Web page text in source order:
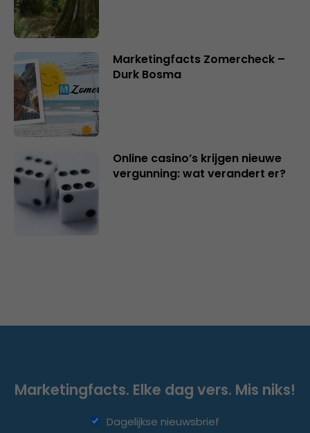
Marketingfacts Zomercheck –
Durk Bosma
Online casino’s krijgen nieuwe
vergunning: wat verandert er?
Marketingfacts. Elke dag vers. Mis niks!
Dagelijkse nieuwsbrief